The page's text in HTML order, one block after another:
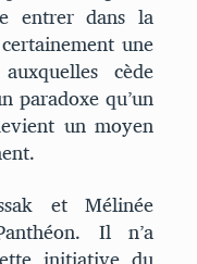
entrer dans la
une
cède
paradoxe qu’un
un moyen
et Mélinée
Il n’a